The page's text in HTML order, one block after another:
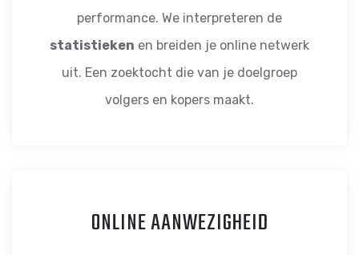
performance. We interpreteren de
statistieken en breiden je online netwerk
uit. Een zoektocht die van je doelgroep
volgers en kopers maakt.
ONLINE AANWEZIGHEID